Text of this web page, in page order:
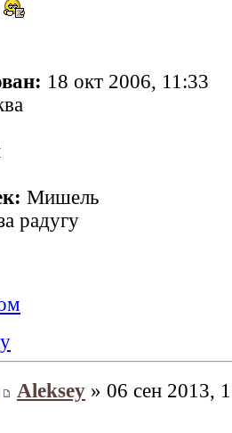
18 окт 2006, 11:33
Мишель
радугу
Aleksey » 06 сен 2013,